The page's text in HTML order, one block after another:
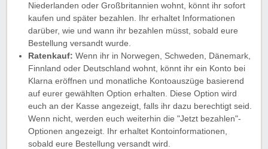
Niederlanden oder Großbritannien wohnt, könnt ihr sofort
kaufen und später bezahlen. Ihr erhaltet Informationen
darüber, wie und wann ihr bezahlen müsst, sobald eure
Bestellung versandt wurde.
Ratenkauf: Wenn ihr in Norwegen, Schweden, Dänemark,
Finnland oder Deutschland wohnt, könnt ihr ein Konto bei
Klarna eröffnen und monatliche Kontoauszüge basierend
auf eurer gewählten Option erhalten. Diese Option wird
euch an der Kasse angezeigt, falls ihr dazu berechtigt seid.
Wenn nicht, werden euch weiterhin die "Jetzt bezahlen"-
Optionen angezeigt. Ihr erhaltet Kontoinformationen,
sobald eure Bestellung versandt wird.